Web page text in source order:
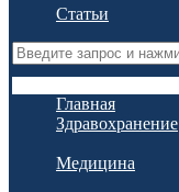
Статьи
Главная
Здравохранение
Медицина